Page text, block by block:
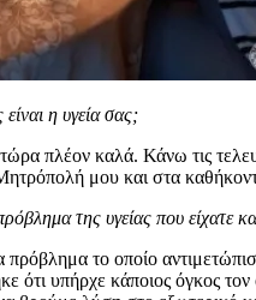
η υγεία σας;
πλέον καλά. Κάνω τις
μου και στα
της υγείας που είχατε
το οποίο
ότι υπήρχε κάποιος όγκος